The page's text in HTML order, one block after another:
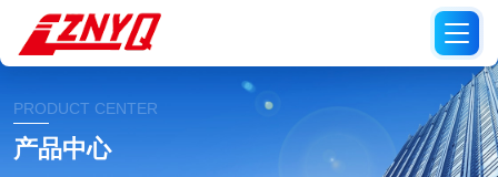
PRODUCT CENTER
产品中心